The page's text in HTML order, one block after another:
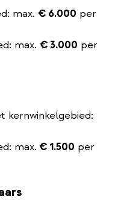
max. € 6.000 per
max. € 3.000 per
kernwinkelgebied:
max. € 1.500 per